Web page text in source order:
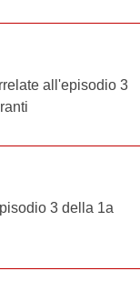
all'episodio 3
3 della 1a